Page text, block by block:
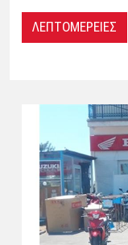
ΛΕΠΤΟΜΕΡΕΙΕΣ